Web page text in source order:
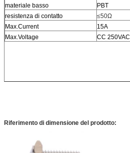
materiale basso
PBT
resistenza di contatto
≤50Ω
Max.Current
15A
Max.Voltage
CC 250VAC
Riferimento di dimensione del prodotto: